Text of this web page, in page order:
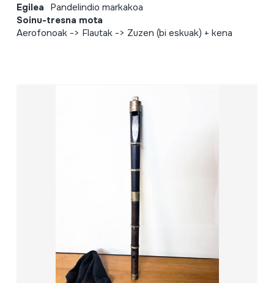
Egilea Pandelindio markakoa
Soinu-tresna mota
Aerofonoak -> Flautak -> Zuzen (bi eskuak) + kena